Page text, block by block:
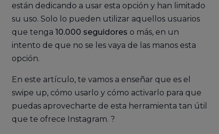
están dedicando a usar esta opción y han limitado
su uso. Solo lo pueden utilizar aquellos usuarios
que tenga 10.000 seguidores o más, en un
intento de que no se les vaya de las manos esta
opción.
En este artículo, te vamos a enseñar que es el
swipe up, cómo usarlo y cómo activarlo para que
puedas aprovecharte de esta herramienta tan útil
que te ofrece Instagram. ?